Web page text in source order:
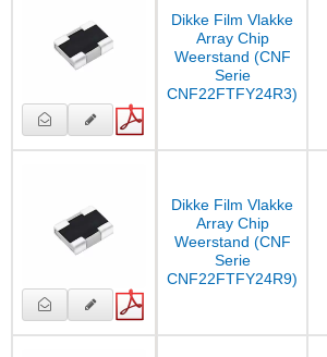
Dikke Film Vlakke
Array Chip
Weerstand (CNF
Serie
CNF22FTFY24R3)
Dikke Film Vlakke
Array Chip
Weerstand (CNF
Serie
CNF22FTFY24R9)